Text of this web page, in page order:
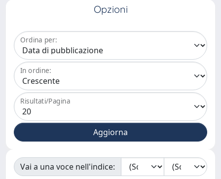
Opzioni
Ordina per:
In ordine:
Risultati/Pagina
Vai a una voce nell'indice: